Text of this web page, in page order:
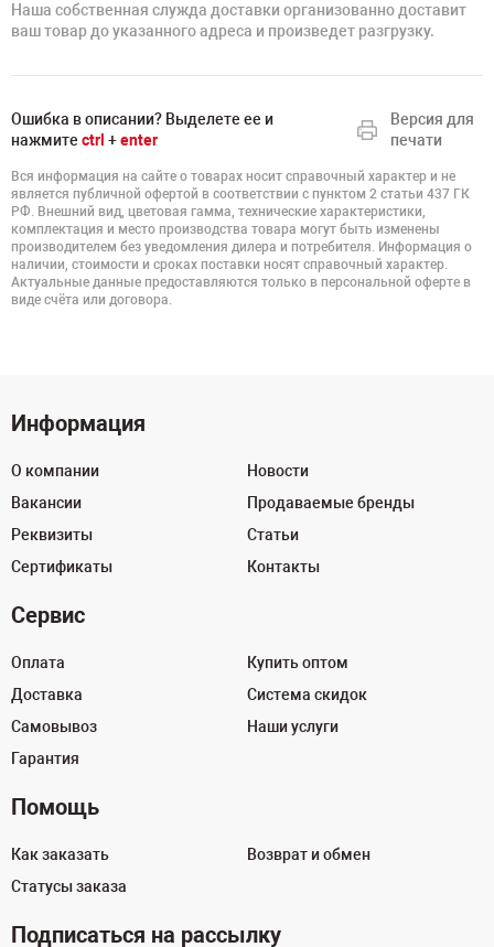
Наша собственная служда доставки организованно доставит
ваш товар до указанного адреса и произведет разгрузку.
Ошибка в описании? Выделете ее и
нажмите ctrl +enter
Версия для
печати
Вся информация на сайте о товарах носит справочный характер и не
является публичной офертой в соответствии с пунктом 2 статьи 437 ГК
РФ. Внешний вид, цветовая гамма, технические характеристики,
комплектация и место производства товара могут быть изменены
производителем без уведомления дилера и потребителя. Информация о
наличии, стоимости и сроках поставки носят справочный характер.
Актуальные данные предоставляются только в персональной оферте в
виде счёта или договора.
Информация
О компании
Вакансии
Реквизиты
Сертификаты
Новости
Продаваемые бренды
Статьи
Контакты
Сервис
Оплата
Доставка
Самовывоз
Гарантия
Купить оптом
Система скидок
Наши услуги
Помощь
Как заказать
Статусы заказа
Возврат и обмен
Подписаться на рассылку